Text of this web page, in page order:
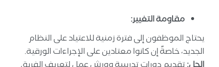
مقاومة التغيير:
يحتاج الموظفون إلى فترة زمنية للاعتياد على النظام
الجديد، خاصةً إن كانوا معتادين على الإجراءات الورقية.